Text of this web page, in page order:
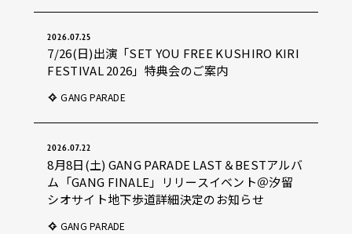
2026.07.25
7/26(日)出演「SET YOU FREE KUSHIRO KIRI
FESTIVAL 2026」特典会のご案内
GANG PARADE
2026.07.22
8月8日(土) GANG PARADE LAST＆BESTアルバ
ム「GANG FINALE」リリースイベント＠汐留
シオサイト地下歩道詳細決定のお知らせ
GANG PARADE